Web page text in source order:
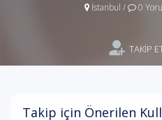
İstanbul / 0
TAKİP
Takip için Önerilen